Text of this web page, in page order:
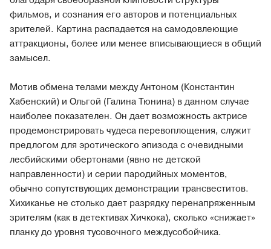
фильмов, и сознания его авторов и потенциальных
зрителей. Картина распадается на самодовлеющие
аттракционы, более или менее вписывающиеся в общий
замысел.
Мотив обмена телами между Антоном (Константин
Хабенский) и Ольгой (Галина Тюнина) в данном случае
наиболее показателен. Он дает возможность актрисе
продемонстрировать чудеса перевоплощения, служит
предлогом для эротического эпизода с очевидными
лесбийскими обертонами (явно не детской
направленности) и серии пародийных моментов,
обычно сопутствующих демонстрации трансвеститов.
Хихиканье не столько дает разрядку перенапряженным
зрителям (как в детективах Хичкока), сколько «снижает»
планку до уровня тусовочного междусобойчика.